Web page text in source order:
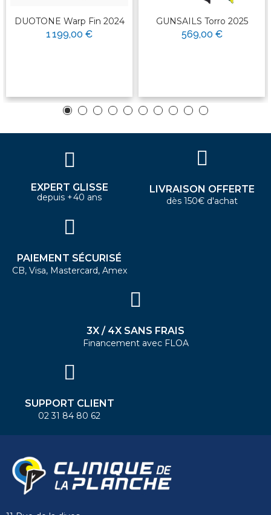
DUOTONE Warp Fin 2024
1 199,00 €
GUNSAILS Torro 2025
569,00 €
EXPERT GLISSE
depuis +40 ans
LIVRAISON OFFERTE
dès 150€ d'achat
PAIEMENT SÉCURISÉ
CB, Visa, Mastercard, Amex
3X / 4X SANS FRAIS
Financement avec FLOA
SUPPORT CLIENT
02 31 84 80 62